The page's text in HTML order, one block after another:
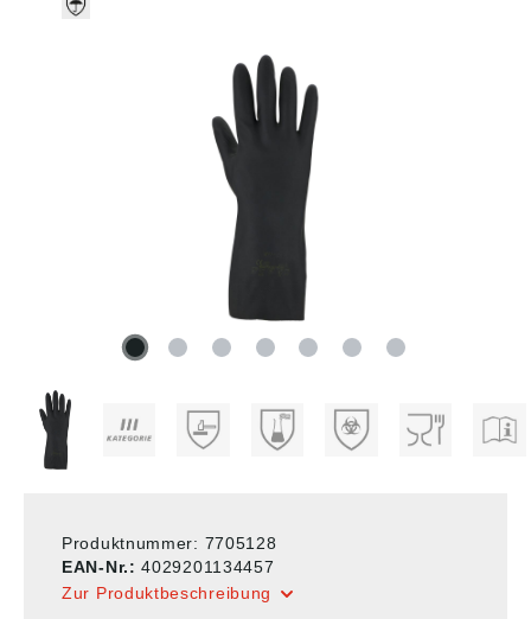
Produktnummer: 7705128
EAN-Nr.:4029201134457
Zur Produktbeschreibung